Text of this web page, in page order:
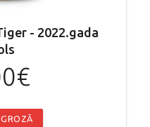
- 2022.gada